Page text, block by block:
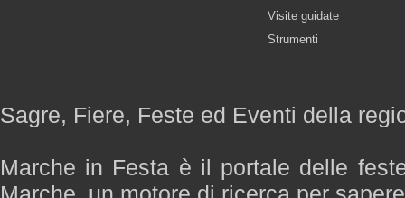
Visite guidate
Strumenti
Sagre, Fiere, Feste ed Eventi della
Marche in Festa è il portale delle